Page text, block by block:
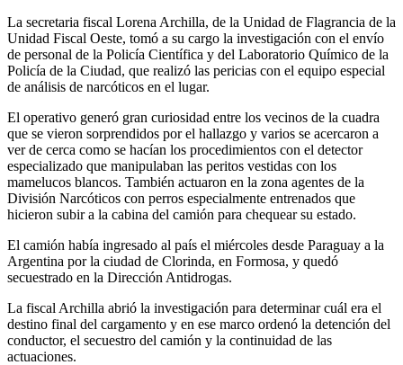
La secretaria fiscal Lorena Archilla, de la Unidad de Flagrancia de la
Unidad Fiscal Oeste, tomó a su cargo la investigación con el envío
de personal de la Policía Científica y del Laboratorio Químico de la
Policía de la Ciudad, que realizó las pericias con el equipo especial
de análisis de narcóticos en el lugar.
El operativo generó gran curiosidad entre los vecinos de la cuadra
que se vieron sorprendidos por el hallazgo y varios se acercaron a
ver de cerca como se hacían los procedimientos con el detector
especializado que manipulaban las peritos vestidas con los
mamelucos blancos. También actuaron en la zona agentes de la
División Narcóticos con perros especialmente entrenados que
hicieron subir a la cabina del camión para chequear su estado.
El camión había ingresado al país el miércoles desde Paraguay a la
Argentina por la ciudad de Clorinda, en Formosa, y quedó
secuestrado en la Dirección Antidrogas.
La fiscal Archilla abrió la investigación para determinar cuál era el
destino final del cargamento y en ese marco ordenó la detención del
conductor, el secuestro del camión y la continuidad de las
actuaciones.